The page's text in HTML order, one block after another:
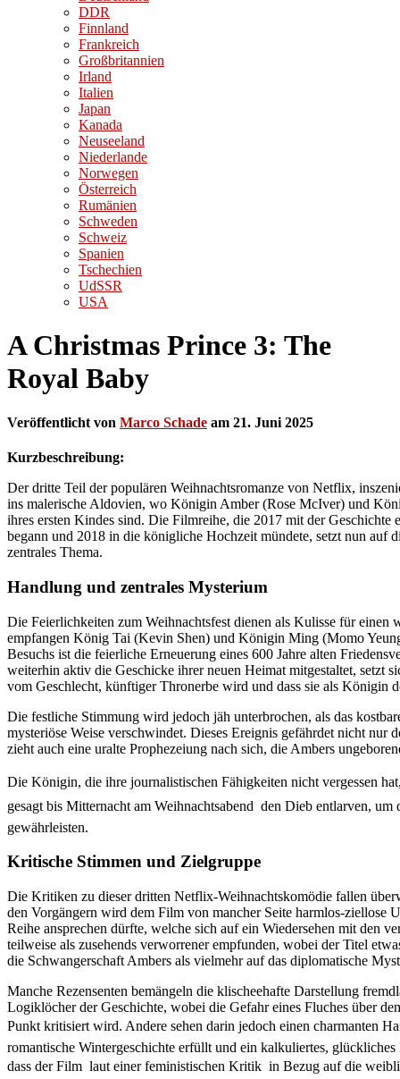
DDR
Finnland
Frankreich
Großbritannien
Irland
Italien
Japan
Kanada
Neuseeland
Niederlande
Norwegen
Österreich
Rumänien
Schweden
Schweiz
Spanien
Tschechien
UdSSR
USA
A Christmas Prince 3: The
Royal Baby
Veröffentlicht von Marco Schade am 21. Juni 2025
Kurzbeschreibung:
Der dritte Teil der populären Weihnachtsromanze von Netflix,
ins malerische Aldovien, wo Königin Amber (Rose McIver) und
ihres ersten Kindes sind. Die Filmreihe, die 2017 mit der Geschichte
begann und 2018 in die königliche Hochzeit mündete, setzt nun auf
zentrales Thema.
Handlung und zentrales Mysterium
Die Feierlichkeiten zum Weihnachtsfest dienen als Kulisse für
empfangen König Tai (Kevin Shen) und Königin Ming (Momo
Besuchs ist die feierliche Erneuerung eines 600 Jahre alten
weiterhin aktiv die Geschicke ihrer neuen Heimat mitgestaltet, setzt
vom Geschlecht, künftiger Thronerbe wird und dass sie als Königin
Die festliche Stimmung wird jedoch jäh unterbrochen, als das
mysteriöse Weise verschwindet. Dieses Ereignis gefährdet nicht nur
zieht auch eine uralte Prophezeiung nach sich, die Ambers
Die Königin, die ihre journalistischen Fähigkeiten nicht vergessen
gesagt bis Mitternacht am Weihnachtsabend  den Dieb entlarven,
gewährleisten.
Kritische Stimmen und Zielgruppe
Die Kritiken zu dieser dritten Netflix-Weihnachtskomödie fallen
den Vorgängern wird dem Film von mancher Seite harmlos-ziellose
Reihe ansprechen dürfte, welche sich auf ein Wiedersehen mit den
teilweise als zusehends verworrener empfunden, wobei der Titel
die Schwangerschaft Ambers als vielmehr auf das diplomatische
Manche Rezensenten bemängeln die klischeehafte Darstellung
Logiklöcher der Geschichte, wobei die Gefahr eines Fluches über
Punkt kritisiert wird. Andere sehen darin jedoch einen charmanten
romantische Wintergeschichte erfüllt und ein kalkuliertes,
dass der Film  laut einer feministischen Kritik  in Bezug auf die